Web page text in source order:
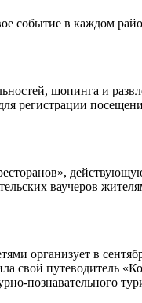
событие в каждом
шопинга и
регистрации
ваучеров
организует в
свой путеводитель
познавательного